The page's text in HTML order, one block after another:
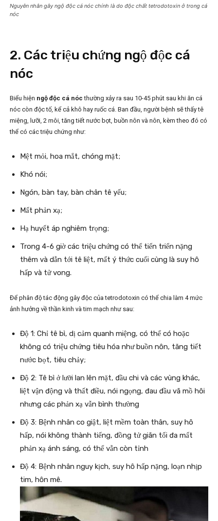
Nguyên nhân gây ngộ độc cá nóc chính là do độc chất tetrodotoxin ở trong cá
nóc
2. Các triệu chứng ngộ độc cá
nóc
Biểu hiện ngộ độc cá nóc thường xảy ra sau 10-45 phút sau khi ăn cá
nóc còn độc tố, kể cả khô hay ruốc cá. Ban đầu, người bệnh sẽ thấy tê
miệng, lưỡi, 2 môi, tăng tiết nước bọt, buồn nôn và nôn, kèm theo đó có
thể có các triệu chứng như:
Mệt mỏi, hoa mắt, chóng mặt;
Khó nói;
Ngón, bàn tay, bàn chân tê yếu;
Mất phản xạ;
Hạ huyết áp nghiêm trọng;
Trong 4-6 giờ các triệu chứng có thể tiến triển nặng
thêm và dẫn tới tê liệt, mất ý thức cuối cùng là suy hô
hấp và tử vong.
Để phân độ tác động gây độc của tetrodotoxin có thể chia làm 4 mức
ảnh hưởng về thần kinh và tim mạch như sau:
Độ 1: Chỉ tê bì, dị cảm quanh miệng, có thể có hoặc
không có triệu chứng tiêu hóa như buồn nôn, tăng tiết
nước bọt, tiêu chảy;
Độ 2: Tê bì ở lưỡi lan lên mặt, đầu chi và các vùng khác,
liệt vận động và thất điều, nói ngọng, đau đầu vã mồ hôi
nhưng các phản xạ vẫn bình thường
Độ 3: Bệnh nhân co giật, liệt mềm toàn thân, suy hô
hấp, nói không thành tiếng, đồng tử giãn tối đa mất
phản xạ ánh sáng, có thể vẫn còn tỉnh
Độ 4: Bệnh nhân nguy kịch, suy hô hấp nặng, loạn nhịp
tim, hôn mê.